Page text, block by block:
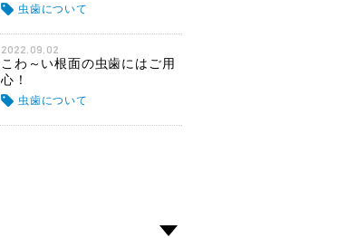
虫歯について
2022.09.02
こわ～い根面の虫歯にはご用
心！
虫歯について